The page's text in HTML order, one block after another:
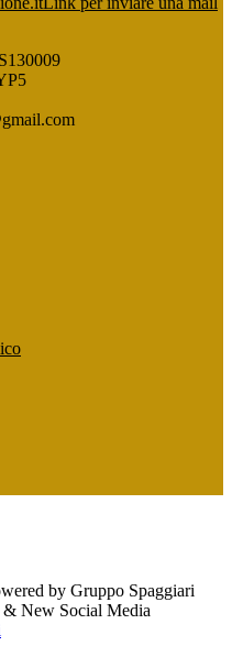
by Gruppo Spaggiari
New Social Media